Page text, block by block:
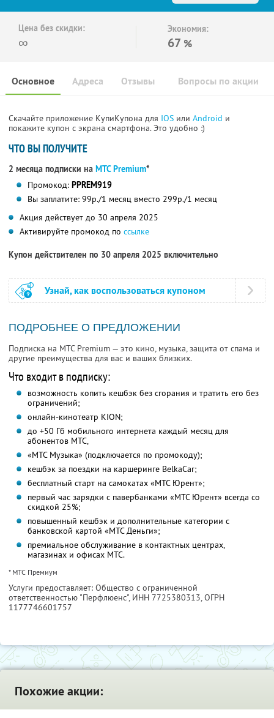
Цена без скидки:
∞
Экономия:
67 %
Основное Отзывы Вопросы по акции
Адреса
Скачайте приложение КупиКупона для IOS или Android и
покажите купон с экрана смартфона. Это удобно :)
ЧТО ВЫ ПОЛУЧИТЕ
2 месяца подписки на МТС Premium*
Промокод: PPREM919
Вы заплатите: 99р./1 месяц вместо 299р./1 месяц
Акция действует до 30 апреля 2025
Активируйте промокод по ссылке
Купон действителен по 30 апреля 2025 включительно
Узнай, как воспользоваться купоном
ПОДРОБНЕЕ О ПРЕДЛОЖЕНИИ
Подписка на МТС Premium — это кино, музыка, защита от спама и
другие преимущества для вас и ваших близких.
Что входит в подписку:
возможность копить кешбэк без сгорания и тратить его без
ограничений;
онлайн-кинотеатр KION;
до +50 Гб мобильного интернета каждый месяц для
абонентов МТС,
«МТС Музыка» (подключается по промокоду);
кешбэк за поездки на каршеринге BelkaCar;
бесплатный старт на самокатах «МТС Юрент»;
первый час зарядки с павербанками «МТС Юрент» всегда со
скидкой 25%;
повышенный кешбэк и дополнительные категории с
банковской картой «МТС Деньги»;
премиальное обслуживание в контактных центрах,
магазинах и офисах МТС.
* МТС Премиум
Услуги предоставляет: Общество с ограниченной
ответственностью "Перфлюенс", ИНН 7725380313, ОГРН
1177746601757
Похожие акции: